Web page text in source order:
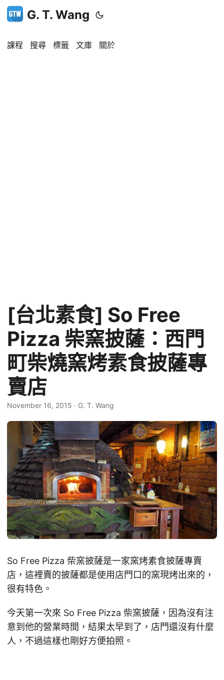
G. T. Wang
課程 搜尋 標籤 文庫 關於
[台北素食] So Free
Pizza 柴窯披薩：西門
町柴燒窯烤素食披薩專
賣店
November 16, 2015 · G. T. Wang
So Free Pizza 柴窯披薩是一家窯烤素食披薩專賣
店，這裡賣的披薩都是使用店門口的窯現烤出來的，
很有特色。
今天第一次來 So Free Pizza 柴窯披薩，因為沒有注
意到他的營業時間，結果太早到了，店門還沒有什麼
人，不過這樣也剛好方便拍照。